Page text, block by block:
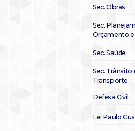
Sec. Obras
Sec.
Orçamento
Sec. Saúde
Sec. Trânsito
Transporte
Defesa Civil
Lei Paulo